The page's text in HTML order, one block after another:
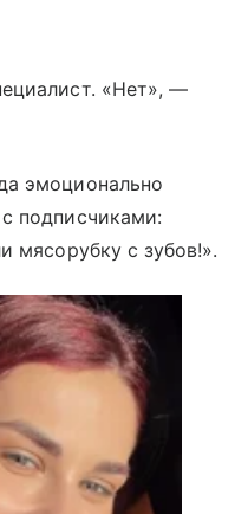
«Нет», —
эмоционально
подписчиками:
мясорубку с зубов!».